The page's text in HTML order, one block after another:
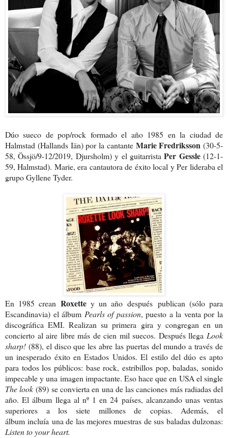
Dúo sueco de pop/rock formado el año 1985 en la ciudad de
Halmstad (Hallands Iän) por la cantante Marie Fredriksson (30-5-
58, Össjö/9-12/2019, Djursholm) y el guitarristaPer Gessle(12-1-
59, Halmstad). Marie, era cantautora de éxito local y Per lideraba el
grupo Gyllene Tyder.
En 1985 crean Roxette y un año después publican (sólo para
Escandinavia) el álbum Pearls of passion, puesto a la venta por la
discográfica EMI. Realizan su primera gira y congregan en un
concierto al aire libre más de cien mil suecos. Después llega Look
sharp! (88), el disco que les abre las puertas del mundo a través de
un inesperado éxito en Estados Unidos. El estilo del dúo es apto
para todos los públicos: base rock, estribillos pop, baladas, sonido
impecable y una imagen impactante. Eso hace que en USA el single
The look (89) se convierta en una de las canciones más radiadas del
año. El álbum llega al nº 1 en 24 países, alcanzando unas ventas
superiores a los siete millones de copias. Además, el
álbum incluía una de las mejores muestras de sus baladas dulzonas:
Listen to your heart.